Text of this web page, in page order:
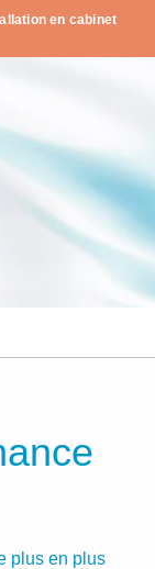
en cabinet
plus en plus